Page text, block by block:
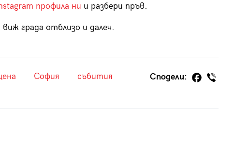
профила ни и разбери пръв.
виж града отблизо и далеч.
София
събития
Сподели: